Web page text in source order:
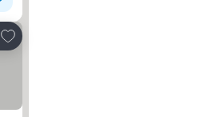
Přidat na seznam oblíbených hotelů